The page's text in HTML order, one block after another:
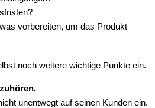
vorbereiten, um das Produkt
noch weitere wichtige Punkte ein.
unentwegt auf seinen Kunden ein.